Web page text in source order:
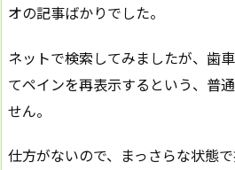
オの記事ばかりでした。
ネットで検索してみましたが、歯
てペインを再表示するという、普
せん。
仕方がないので、まっさらな状態